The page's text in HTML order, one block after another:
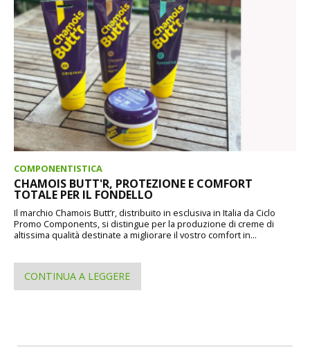
COMPONENTISTICA
CHAMOIS BUTT'R, PROTEZIONE E COMFORT
TOTALE PER IL FONDELLO
Il marchio Chamois Butt’r, distribuito in esclusiva in Italia da Ciclo
Promo Components, si distingue per la produzione di creme di
altissima qualità destinate a migliorare il vostro comfort in...
CONTINUA A LEGGERE